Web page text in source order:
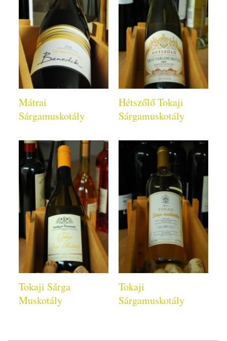
Mátrai
Sárgamuskotály
Hétszőlő Tokaji
Sárgamuskotály
Tokaji Sárga
Muskotály
Tokaji
Sárgamuskotály